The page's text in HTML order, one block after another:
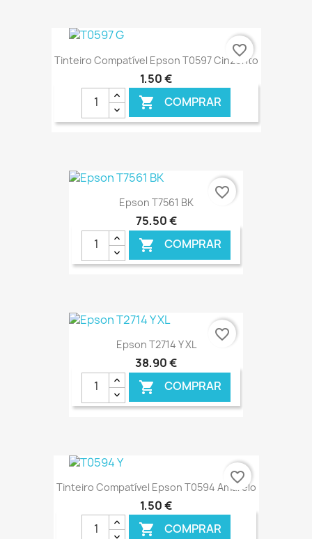
Tinteiro Compatível Epson T0597 Cinzento
1,50 €
 COMPRAR
€ ONLINE
favorite_border
Epson T7561 BK
75,50 €
 COMPRAR
€ ONLINE
favorite_border
Epson T2714 Y XL
38,90 €
 COMPRAR
€ ONLINE
favorite_border
Tinteiro Compatível Epson T0594 Amarelo
1,50 €
 COMPRAR
favorite_border